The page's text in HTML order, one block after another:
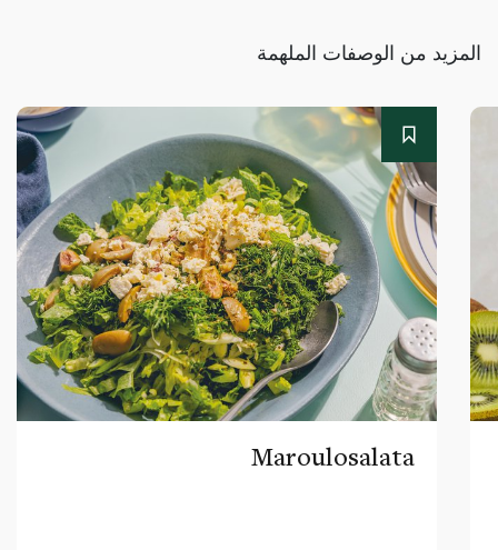
المزيد من الوصفات الملهمة
Maroulosalata